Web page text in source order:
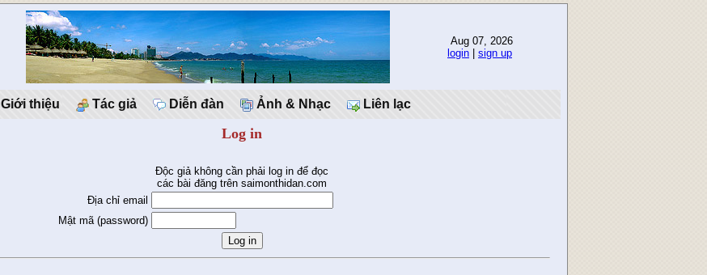
Aug 07, 2026
login
sign up
Giới thiệu Tác giả Diễn đàn Ảnh & Nhạc Liên lạc
Log in
Độc giả không cần phải log in để đọc
các bài đăng trên saimonthidan.com
Địa chỉ email
Mật mã (password)